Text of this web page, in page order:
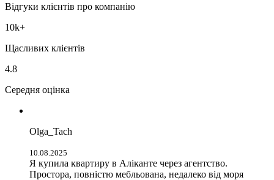
Відгуки клієнтів про компанію
10k+
Щасливих клієнтів
4.8
Середня оцінка
Olga_Tach
10.08.2025
Я купила квартиру в Аліканте через агентство.
Простора, повністю мебльована, недалеко від моря